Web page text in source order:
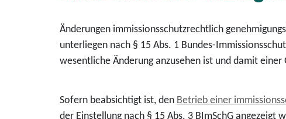
Änderungen immissionsschutzrechtlich
unterliegen nach § 15 Abs. 1 Bundes-
wesentliche Änderung anzusehen ist und damit
Sofern beabsichtigt ist, den Betrieb einer
der Einstellung nach § 15 Abs. 3 BImSchG angezeigt